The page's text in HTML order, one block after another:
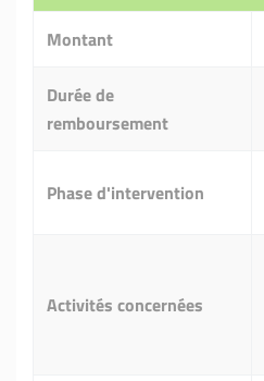
Montant
Durée de
remboursement
Phase d'intervention
Activités concernées